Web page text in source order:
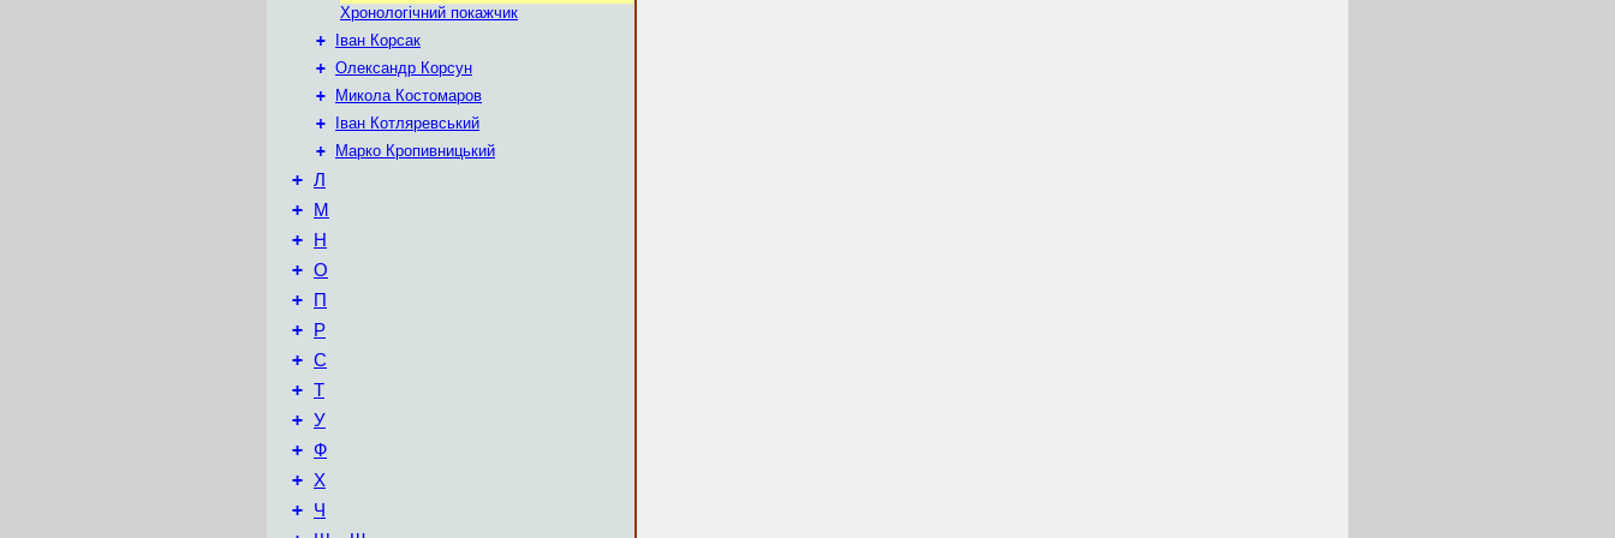
Хронологічний покажчик
+
Іван Корсак
+ Олександр Корсун
+
Микола Костомаров
+
Іван Котляревський
+
Марко Кропивницький
+ Л
+ М
+ Н
+ О
+ П
+ Р
+ С
+ Т
+ У
+ Ф
+ Х
+ Ч